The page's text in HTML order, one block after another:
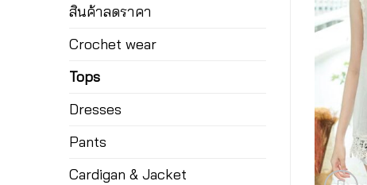
สินค้าลดราคา
Crochet wear
Tops
Dresses
Pants
Cardigan & Jacket